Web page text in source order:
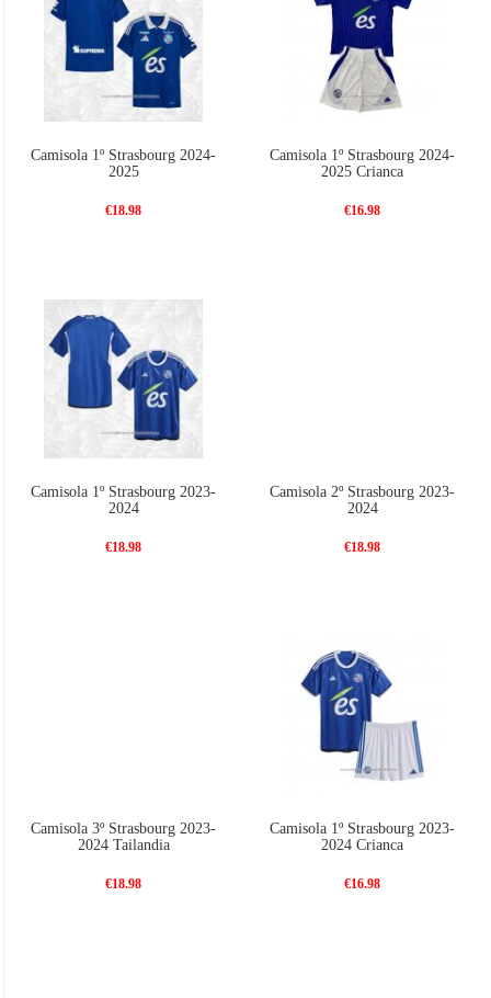
Camisola 1º Strasbourg 2024-
2025
€18.98
Camisola 1º Strasbourg 2024-
2025 Crianca
€16.98
Camisola 1º Strasbourg 2023-
2024
€18.98
Camisola 2º Strasbourg 2023-
2024
€18.98
Camisola 3º Strasbourg 2023-
2024 Tailandia
€18.98
Camisola 1º Strasbourg 2023-
2024 Crianca
€16.98